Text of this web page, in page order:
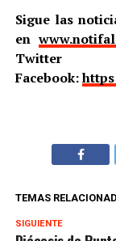
Sigue las
en
Twitter
Facebook:
TEMAS
SIGUIENTE